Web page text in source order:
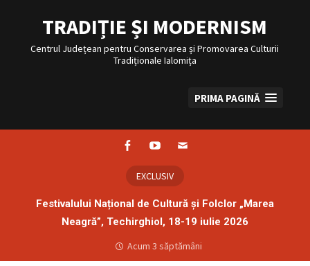
conținut
TRADIȚIE ȘI MODERNISM
Centrul Județean pentru Conservarea și Promovarea Culturii
Tradiționale Ialomița
PRIMA PAGINĂ
EXCLUSIV
Festivalului Național de Cultură și Folclor „Marea
Neagră”, Techirghiol, 18-19 iulie 2026
Acum 3 săptămâni